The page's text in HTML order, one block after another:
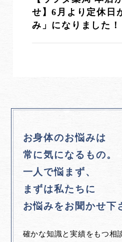
せ】6月より定休日
み」になりました！
お身体のお悩みは
常に気になるもの。
一人で悩まず、
まずは私たちに
お悩みをお聞かせ下
確かな知識と実績をもつ相